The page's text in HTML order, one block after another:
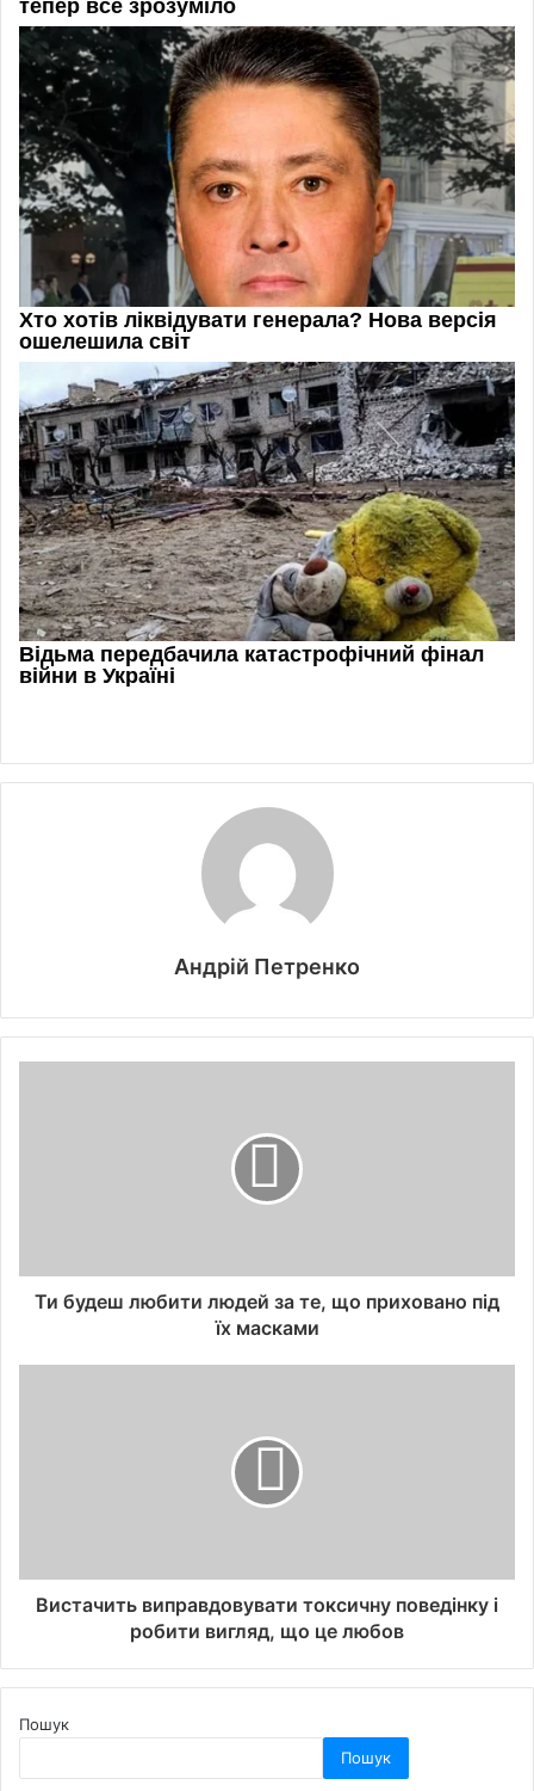
Андрій Петренко
Ти будеш любити людей за те, що приховано під
їх масками
Вистачить виправдовувати токсичну поведінку і
робити вигляд, що це любов
Пошук
Пошук